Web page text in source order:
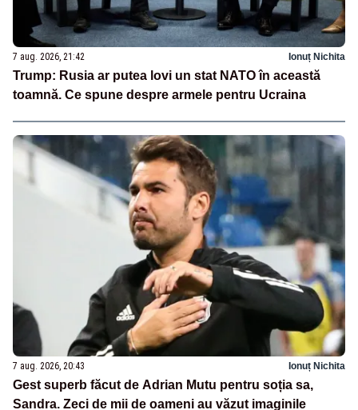
7 aug. 2026, 21:42 Ionuț Nichita
Trump: Rusia ar putea lovi un stat NATO în această
toamnă. Ce spune despre armele pentru Ucraina
7 aug. 2026, 20:43 Ionuț Nichita
Gest superb făcut de Adrian Mutu pentru soția sa,
Sandra. Zeci de mii de oameni au văzut imaginile